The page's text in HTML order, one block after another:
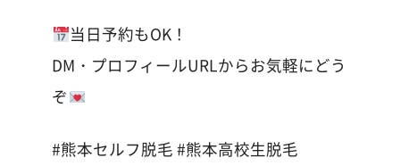
当日予約もOK！
DM・プロフィールURLからお気軽にどう
ぞ
#熊本セルフ脱毛 #熊本高校生脱毛